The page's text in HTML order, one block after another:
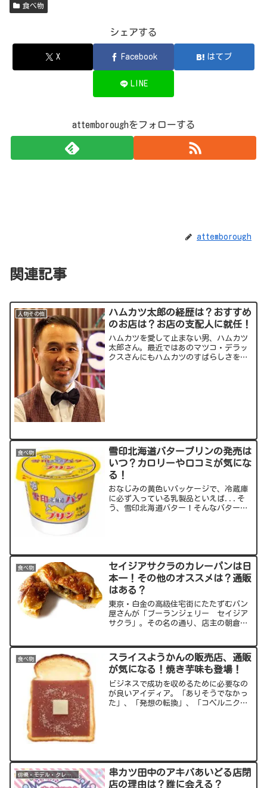
食べ物
シェアする
X Facebook はてブ
LINE
attemboroughをフォローする
attemborough
関連記事
人物その他
ハムカツ太郎の経歴は？おすすめ
のお店は？お店の支配人に就任！
ハムカツを愛して止まない男、ハムカツ
太郎さん。最近ではあのマツコ・デラッ
クスさんにもハムカツのすばらしさを伝
食べ物
雪印北海道バタープリンの発売は
いつ？カロリーや口コミが気にな
る！
おなじみの黄色いパッケージで、冷蔵庫
に必ず入っている乳製品といえば...そ
う、雪印北海道バター！そんなバターが
食べ物
セイジアサクラのカレーパンは日
本一！その他のオススメは？通販
はある？
東京・白金の高級住宅街にたたずむパン
屋さんが「ブーランジェリー セイジア
サクラ」。その名の通り、店主の朝倉誠
のパンについてもご紹介していきます。
出典元：スポンサーリンク...
食べ物
スライスようかんの販売店、通販
が気になる！焼き芋味も登場！
ビジネスで成功を収めるために必要なの
が良いアイディア。「ありそうでなかっ
た」、「発想の転換」、「コペルニクス
俳優・モデル・タレント
串カツ田中のアキバあいどる店閉
店の理由は？誰に会える？